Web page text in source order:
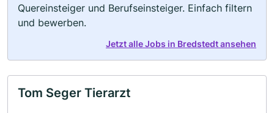
Quereinsteiger und Berufseinsteiger. Einfach filtern
und bewerben.
Jetzt alle Jobs in Bredstedt ansehen
Tom Seger Tierarzt